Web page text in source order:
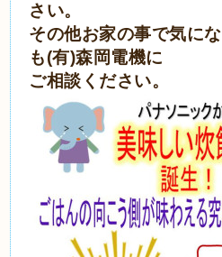
さい。
その他お家の事で気に
も(有)森岡電機に
ご相談ください。